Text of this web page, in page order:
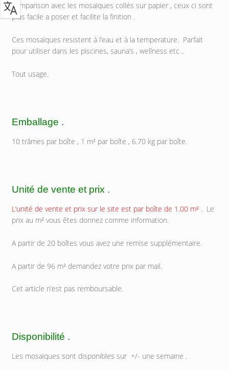
comparison avec les mosaïques collés sur papier , ceux ci sont
plus facile a poser et facilite la finition .
Ces mosaïques resistent à l’eau et à la temperature. Parfait
pour utiliser dans les piscines, sauna’s , wellness etc ..
Tout usage.
Emballage .
10 trâmes par boîte , 1 m² par boîte , 6.70 kg par boîte.
Unité de vente et prix .
L’unité de vente et prix sur le site est par boîte de 1.00 m². Le
prix au m² vous êtes donnez comme information.
A partir de 20 boîtes vous avez une remise supplémentaire.
A partir de 96 m² demandez votre prix par mail.
Cet article n’est pas remboursable.
Disponibilité .
Les mosaïques sont disponibles sur +/- une semaine .